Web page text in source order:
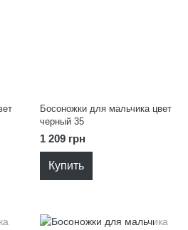
Босоножки для мальчика цвет
черный 35
1 209 грн
Купить